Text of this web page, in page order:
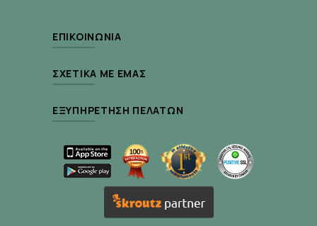
ΕΠΙΚΟΙΝΩΝΊΑ
ΣΧΕΤΙΚΆ ΜΕ ΕΜΆΣ
ΕΞΥΠΗΡΈΤΗΣΗ ΠΕΛΑΤΏΝ